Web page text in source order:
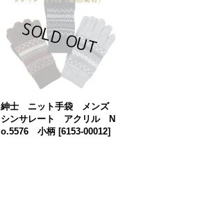
紳士 ニット手袋 メンズ
シンサレート アクリル N
o.5576 小柄 [6153-00012]